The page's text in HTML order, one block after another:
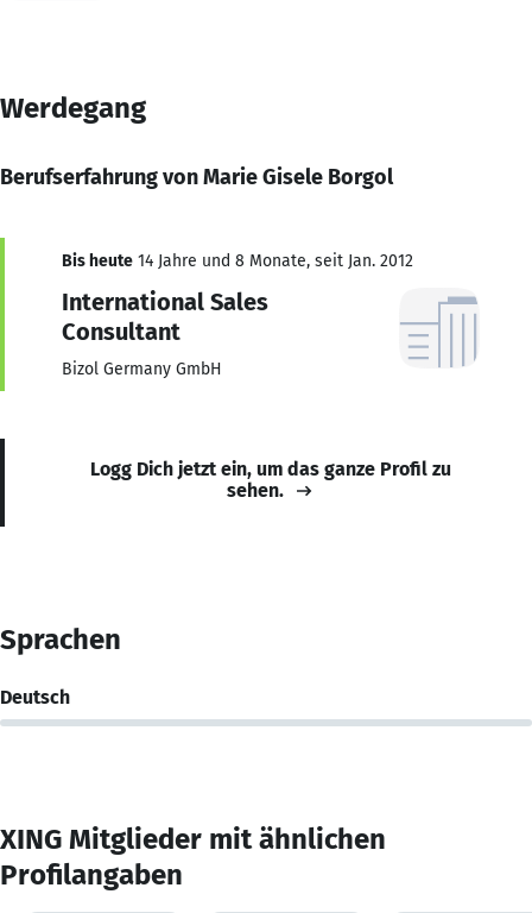
Werdegang
Berufserfahrung von Marie Gisele Borgol
Bis heute 14 Jahre und 8 Monate, seit Jan. 2012
International Sales
Consultant
Bizol Germany GmbH
Logg Dich jetzt ein, um das ganze Profil zu
sehen.
Sprachen
Deutsch
XING Mitglieder mit ähnlichen
Profilangaben